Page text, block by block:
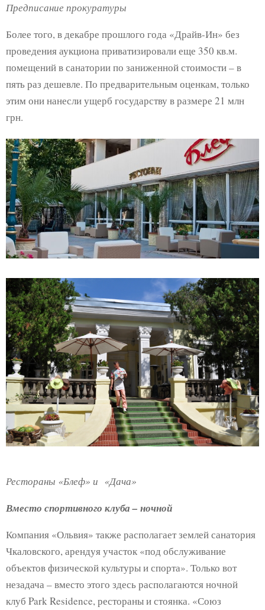
Предписание прокуратуры
Более того, в декабре прошлого года «Драйв-Ин» без
проведения аукциона приватизировали еще 350 кв.м.
помещений в санатории по заниженной стоимости – в
пять раз дешевле. По предварительным оценкам, только
этим они нанесли ущерб государству в размере 21 млн
грн.
Рестораны «Блеф» и «Дача»
Вместо спортивного клуба – ночной
Компания «Ольвия» также располагает землей санатория
Чкаловского, арендуя участок «под обслуживание
объектов физической культуры и спорта». Только вот
незадача – вместо этого здесь располагаются ночной
клуб Park Residence, рестораны и стоянка. «Союз